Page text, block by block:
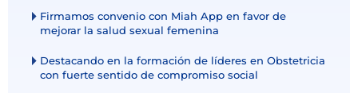
Firmamos convenio con Miah App en favor de
mejorar la salud sexual femenina
Destacando en la formación de líderes en Obstetricia
con fuerte sentido de compromiso social